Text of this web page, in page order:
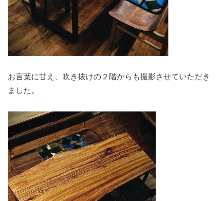
お言葉に甘え、吹き抜けの２階からも撮影させていただき
ました。